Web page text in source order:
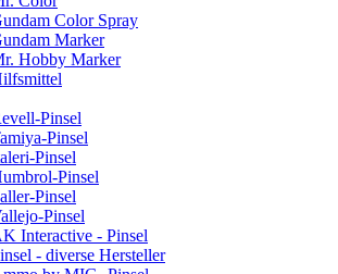
Color Spray
Marker
Hobby Marker
Pinsel
Pinsel
Pinsel
Pinsel
Pinsel
Pinsel
Interactive - Pinsel
- diverse Hersteller